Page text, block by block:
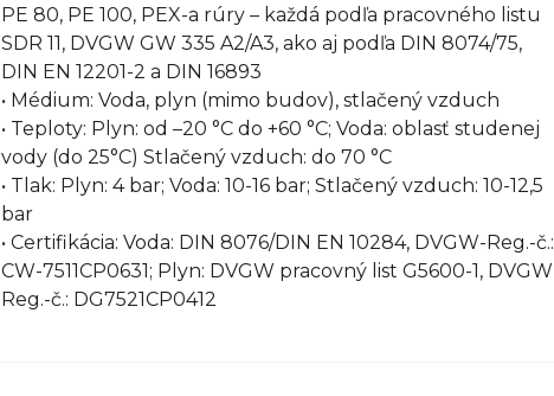
PE 80, PE 100, PEX-a rúry – každá podľa pracovného listu
SDR 11, DVGW GW 335 A2/A3, ako aj podľa DIN 8074/75,
DIN EN 12201-2 a DIN 16893
• Médium: Voda, plyn (mimo budov), stlačený vzduch
• Teploty: Plyn: od –20 °C do +60 °C; Voda: oblasť studenej
vody (do 25°C) Stlačený vzduch: do 70 °C
• Tlak: Plyn: 4 bar; Voda: 10-16 bar; Stlačený vzduch: 10-12,5
bar
• Certifikácia: Voda: DIN 8076/DIN EN 10284, DVGW-Reg.-č.:
CW-7511CP0631; Plyn: DVGW pracovný list G5600-1, DVGW
Reg.-č.: DG7521CP0412